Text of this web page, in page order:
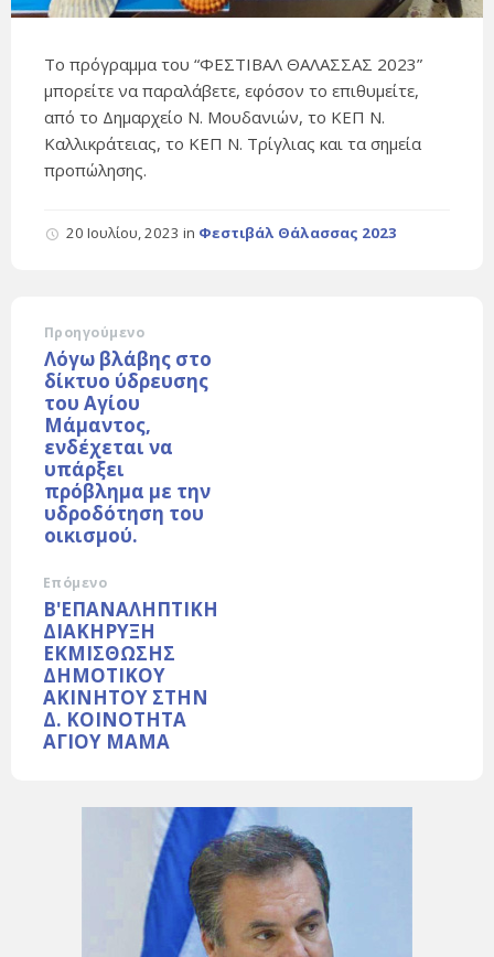
Το πρόγραμμα του “ΦΕΣΤΙΒΑΛ ΘΑΛΑΣΣΑΣ 2023”
μπορείτε να παραλάβετε, εφόσον το επιθυμείτε,
από το Δημαρχείο Ν. Μουδανιών, το ΚΕΠ Ν.
Καλλικράτειας, το ΚΕΠ Ν. Τρίγλιας και τα σημεία
προπώλησης.
20 Ιουλίου, 2023 in Φεστιβάλ Θάλασσας 2023
Προηγούμενο
Λόγω βλάβης στο
δίκτυο ύδρευσης
του Αγίου
Μάμαντος,
ενδέχεται να
υπάρξει
πρόβλημα με την
υδροδότηση του
οικισμού.
Επόμενο
Β'ΕΠΑΝΑΛΗΠΤΙΚΗ
ΔΙΑΚΗΡΥΞΗ
ΕΚΜΙΣΘΩΣΗΣ
ΔΗΜΟΤΙΚΟΥ
ΑΚΙΝΗΤΟΥ ΣΤΗΝ
Δ. ΚΟΙΝΟΤΗΤΑ
ΑΓΙΟΥ ΜΑΜΑ